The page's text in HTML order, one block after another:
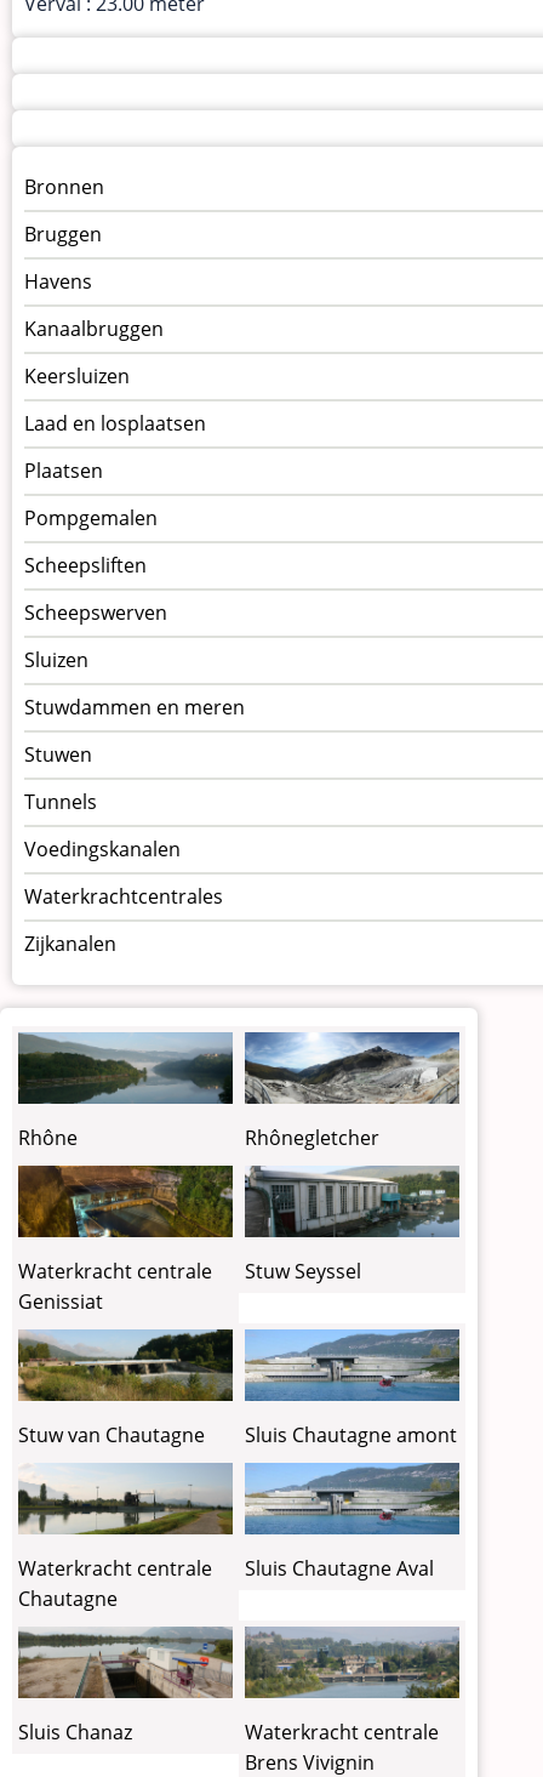
Menu
kunstwerken
op
kunstwerkpagina
Bronnen
Bruggen
Havens
Kanaalbruggen
Keersluizen
Laad en losplaatsen
Plaatsen
Pompgemalen
Scheepsliften
Scheepswerven
Sluizen
Stuwdammen en meren
Stuwen
Tunnels
Voedingskanalen
Waterkrachtcentrales
Zijkanalen
Rhône Rhônegletcher
Waterkracht centrale
Genissiat
Stuw Seyssel
Stuw van Chautagne Sluis Chautagne amont
Waterkracht centrale
Chautagne
Sluis Chautagne Aval
Sluis Chanaz
Waterkracht centrale
Brens Vivignin